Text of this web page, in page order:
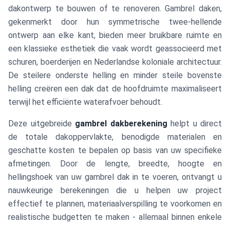
dakontwerp te bouwen of te renoveren. Gambrel daken,
gekenmerkt door hun symmetrische twee-hellende
ontwerp aan elke kant, bieden meer bruikbare ruimte en
een klassieke esthetiek die vaak wordt geassocieerd met
schuren, boerderijen en Nederlandse koloniale architectuur.
De steilere onderste helling en minder steile bovenste
helling creëren een dak dat de hoofdruimte maximaliseert
terwijl het efficiënte waterafvoer behoudt.
Deze uitgebreide gambrel dakberekening helpt u direct
de totale dakoppervlakte, benodigde materialen en
geschatte kosten te bepalen op basis van uw specifieke
afmetingen. Door de lengte, breedte, hoogte en
hellingshoek van uw gambrel dak in te voeren, ontvangt u
nauwkeurige berekeningen die u helpen uw project
effectief te plannen, materiaalverspilling te voorkomen en
realistische budgetten te maken - allemaal binnen enkele